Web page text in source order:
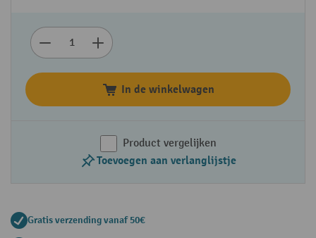
In de winkelwagen
Product vergelijken
Toevoegen aan verlanglijstje
Gratis verzending vanaf 50€